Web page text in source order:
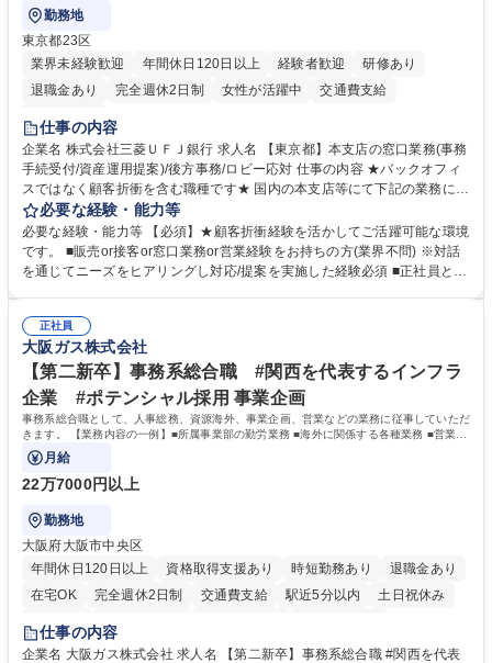
勤務地
東京都23区
業界未経験歓迎
年間休日120日以上 経験者歓迎
研修あり
退職金あり
完全週休2日制 女性が活躍中
交通費支給
土日祝休み
仕事の内容
企業名 株式会社三菱ＵＦＪ銀行 求人名 【東京都】本支店の窓口業務(事務
手続受付/資産運用提案)/後方事務/ロビー応対 仕事の内容 ★バックオフィ
スではなく顧客折衝を含む職種です★ 国内の本支店等にて下記の業務に従
事していただきます。 ■窓口/後方/ロビーにて事務手続等の受付・オペレ
ーション、お客様対応 ■窓口にて、ご来店された個人のお客様に対して金
融商品のご提案 ■効率的な事務運用の検討・構築等 ≪業務紹介：ご応募前
に必ずご覧ください≫ ※記事 https://www.mysite.bk.mufg.jp/career/circle/
必要な経験・能力等
必要な経験・能力等 【必須】★顧客折衝経験を活かしてご活躍可能な環境
です。 ■販売or接客or窓口業務or営業経験をお持ちの方(業界不問) ※対話
を通じてニーズをヒアリングし対応/提案を実施した経験必須 ■正社員とし
るので安心して入行いただけます。 幅広いキャリアの選択肢があり、公募
や社内副業等を活用し、 一人ひとりが挑戦できるカルチャーが浸透してい
ます。 学歴・資格 学歴：大学院 大学 高専 短大 専修学校 高校 語学力：
資格：
正社員
大阪ガス株式会社
【第二新卒】事務系総合職 #関西を代表するインフラ
企業 #ポテンシャル採用 事業企画
事務系総合職として、人事総務、資源海外、事業企画、営業などの業務に従事していただ
きます。 【業務内容の一例】■所属事業部の勤労業務 ■海外に関係する各種業務 ■営業部
門の企画スタッフ、ルート営業
月給
22万7000円以上
勤務地
大阪府大阪市中央区
年間休日120日以上
資格取得支援あり 時短勤務あり
退職金あり
在宅OK
完全週休2日制 交通費支給 駅近5分以内
土日祝休み
服装自由
第二新卒歓迎
仕事の内容
企業名 大阪ガス株式会社 求人名 【第二新卒】事務系総合職 #関西を代表